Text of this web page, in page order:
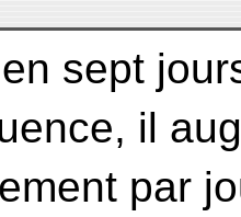
sept
il
par